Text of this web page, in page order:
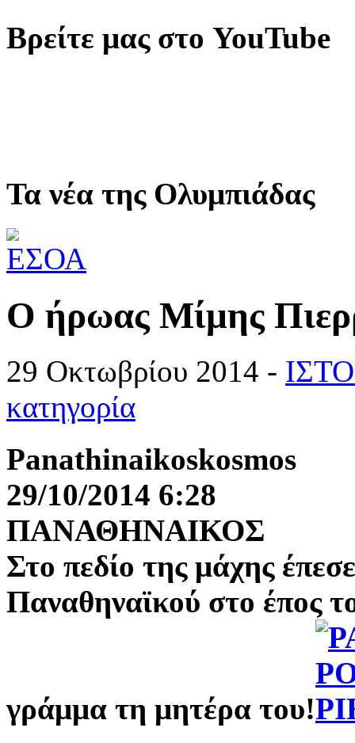
Βρείτε μας στο YouTube
Τα νέα της Ολυμπιάδας
Ο ήρωας Μίμης
29 Οκτωβρίου 2014 -
κατηγορία
Panathinaikoskosmos
29/10/2014 6:28
ΠΑΝΑΘΗΝΑΙΚΟΣ
Στο πεδίο της μάχης
Παναθηναϊκού στο έπος
γράμμα τη μητέρα του!